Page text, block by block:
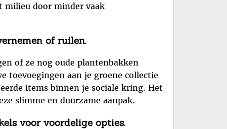
milieu door minder vaak
of ruilen.
of ze nog oude plantenbakken
toevoegingen aan je groene collectie
items binnen je sociale kring. Het
slimme en duurzame aanpak.
voor voordelige opties.